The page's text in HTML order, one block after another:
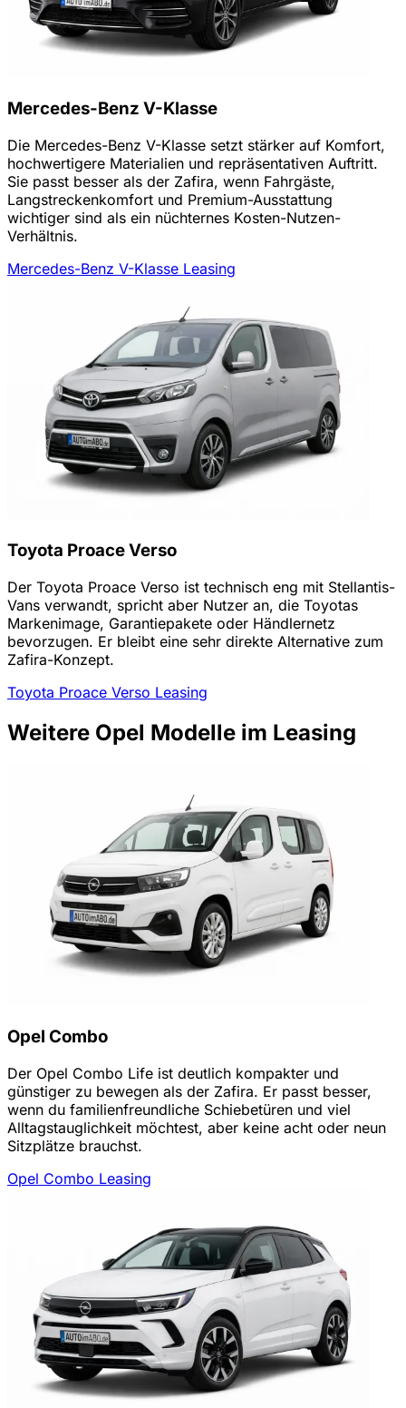
Mercedes-Benz V-Klasse
Die Mercedes-Benz V-Klasse setzt stärker auf Komfort,
hochwertigere Materialien und repräsentativen Auftritt.
Sie passt besser als der Zafira, wenn Fahrgäste,
Langstreckenkomfort und Premium-Ausstattung
wichtiger sind als ein nüchternes Kosten-Nutzen-
Verhältnis.
Mercedes-Benz V-Klasse Leasing
Toyota Proace Verso
Der Toyota Proace Verso ist technisch eng mit Stellantis-
Vans verwandt, spricht aber Nutzer an, die Toyotas
Markenimage, Garantiepakete oder Händlernetz
bevorzugen. Er bleibt eine sehr direkte Alternative zum
Zafira-Konzept.
Toyota Proace Verso Leasing
Weitere Opel Modelle im Leasing
Opel Combo
Der Opel Combo Life ist deutlich kompakter und
günstiger zu bewegen als der Zafira. Er passt besser,
wenn du familienfreundliche Schiebetüren und viel
Alltagstauglichkeit möchtest, aber keine acht oder neun
Sitzplätze brauchst.
Opel Combo Leasing